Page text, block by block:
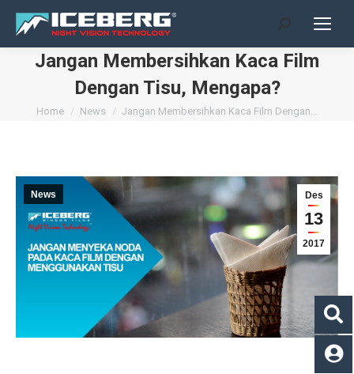
Search:
Jangan Membersihkan Kaca Film
Dengan Tisu, Mengapa?
You are here:
Home News Jangan Membersihkan Kaca Film Dengan…
Des
13
2017
News